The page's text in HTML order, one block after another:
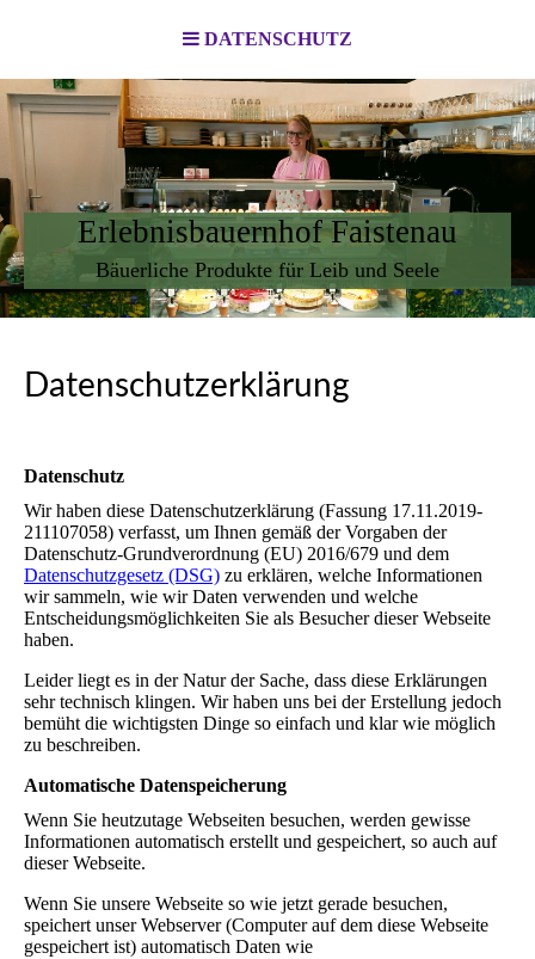
DATENSCHUTZ
Erlebnisbauernhof Faistenau
Bäuerliche Produkte für Leib und Seele
Datenschutzerklärung
Datenschutz
Wir haben diese Datenschutzerklärung (Fassung 17.11.2019-
211107058) verfasst, um Ihnen gemäß der Vorgaben der
Datenschutz-Grundverordnung (EU) 2016/679 und dem
Datenschutzgesetz (DSG) zu erklären, welche Informationen
wir sammeln, wie wir Daten verwenden und welche
Entscheidungsmöglichkeiten Sie als Besucher dieser Webseite
haben.
Leider liegt es in der Natur der Sache, dass diese Erklärungen
sehr technisch klingen. Wir haben uns bei der Erstellung jedoch
bemüht die wichtigsten Dinge so einfach und klar wie möglich
zu beschreiben.
Automatische Datenspeicherung
Wenn Sie heutzutage Webseiten besuchen, werden gewisse
Informationen automatisch erstellt und gespeichert, so auch auf
dieser Webseite.
Wenn Sie unsere Webseite so wie jetzt gerade besuchen,
speichert unser Webserver (Computer auf dem diese Webseite
gespeichert ist) automatisch Daten wie